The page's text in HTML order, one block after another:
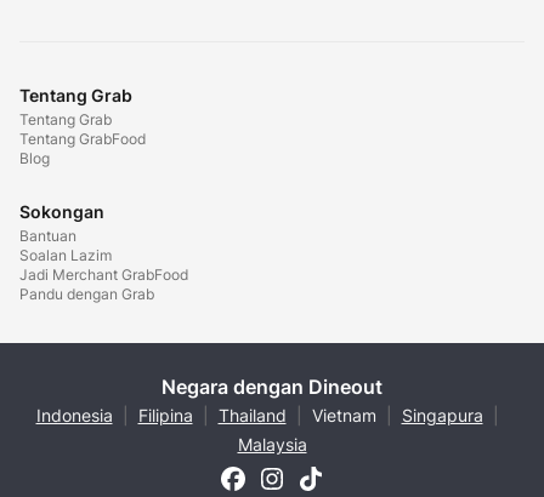
Tentang Grab
Tentang Grab
Tentang GrabFood
Blog
Sokongan
Bantuan
Soalan Lazim
Jadi Merchant GrabFood
Pandu dengan Grab
Negara dengan Dineout
Indonesia Filipina Thailand Vietnam Singapura
Malaysia